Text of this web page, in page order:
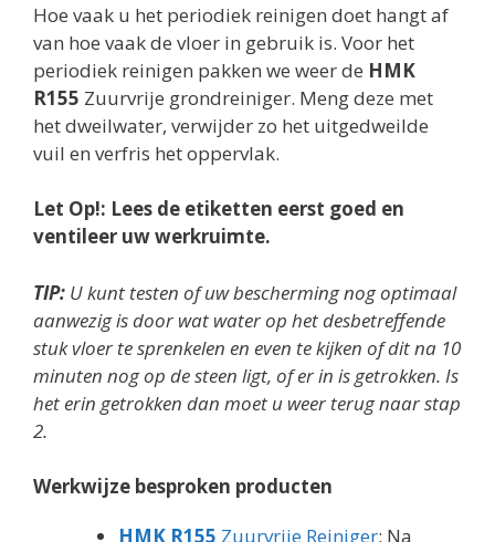
Hoe vaak u het periodiek reinigen doet hangt af
van hoe vaak de vloer in gebruik is. Voor het
periodiek reinigen pakken we weer de HMK
R155 Zuurvrije grondreiniger. Meng deze met
het dweilwater, verwijder zo het uitgedweilde
vuil en verfris het oppervlak.
Let Op!: Lees de etiketten eerst goed en
ventileer uw werkruimte.
TIP: U kunt testen of uw bescherming nog optimaal
aanwezig is door wat water op het desbetreffende
stuk vloer te sprenkelen en even te kijken of dit na 10
minuten nog op de steen ligt, of er in is getrokken. Is
het erin getrokken dan moet u weer terug naar stap
2.
Werkwijze besproken producten
HMK R155 Zuurvrije Reiniger: Na